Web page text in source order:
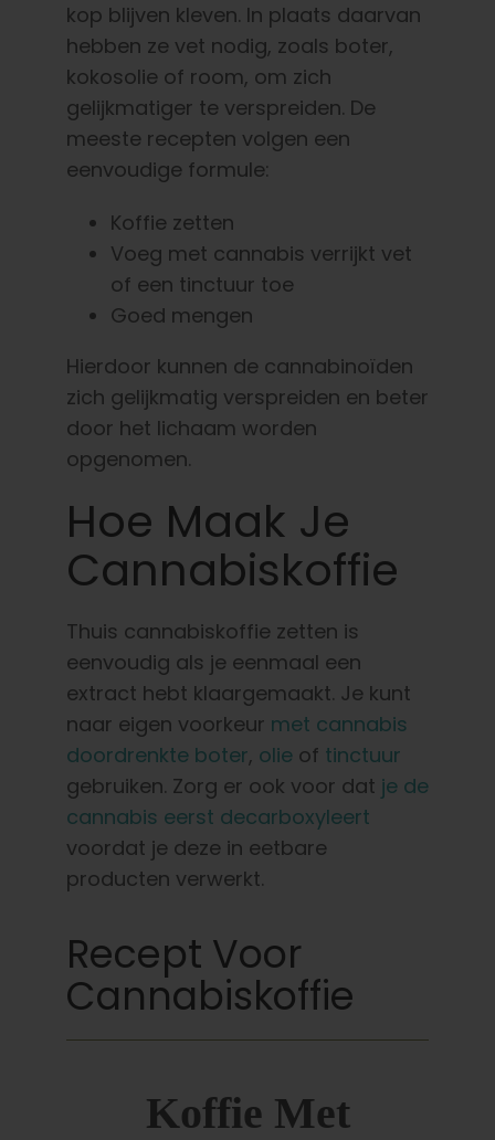
kop blijven kleven. In plaats daarvan
hebben ze vet nodig, zoals boter,
kokosolie of room, om zich
gelijkmatiger te verspreiden. De
meeste recepten volgen een
eenvoudige formule:
Koffie zetten
Voeg met cannabis verrijkt vet
of een tinctuur toe
Goed mengen
Hierdoor kunnen de cannabinoïden
zich gelijkmatig verspreiden en beter
door het lichaam worden
opgenomen.
Hoe Maak Je
Cannabiskoffie
Thuis cannabiskoffie zetten is
eenvoudig als je eenmaal een
extract hebt klaargemaakt. Je kunt
naar eigen voorkeur met cannabis
doordrenkte boter, olie of tinctuur
gebruiken. Zorg er ook voor dat je de
cannabis eerst decarboxyleert
voordat je deze in eetbare
producten verwerkt.
Recept Voor
Cannabiskoffie
Koffie Met